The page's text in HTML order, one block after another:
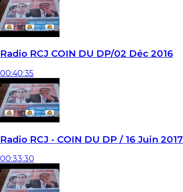
Radio RCJ COIN DU DP/02 Déc 2016
00:40:35
Radio RCJ - COIN DU DP / 16 Juin 2017
00:33:30